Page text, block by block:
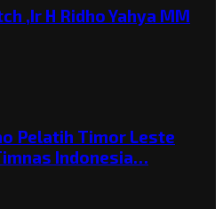
,Ir H Ridho Yahya MM
Pelatih Timor Leste
Indonesia…